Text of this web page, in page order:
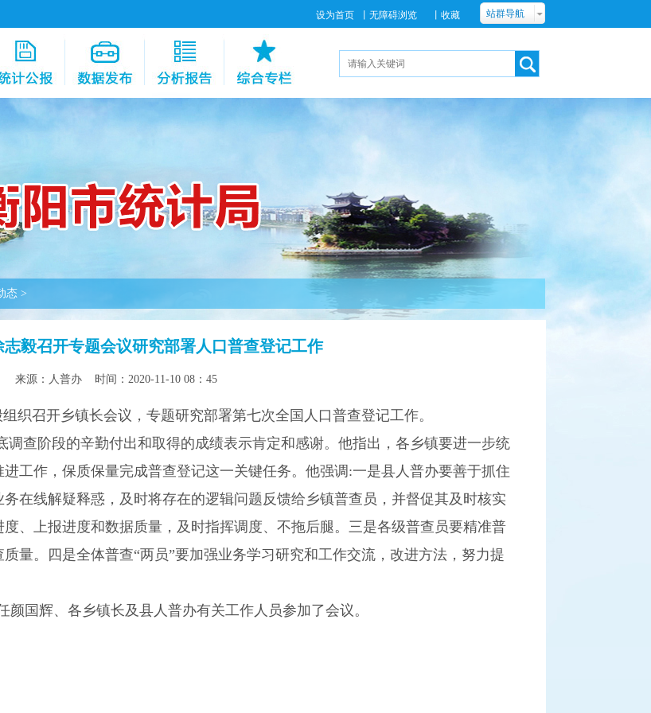
设为首页 无障碍浏览 收藏 站群导航
态 >
毅召开专题会议研究部署人口普查登记工作
来源：人普办 时间：2020-11-10 08：45
织召开乡镇长会议，专题研究部署第七次全国人口普查登记工作。
调查阶段的辛勤付出和取得的成绩表示肯定和感谢。他指出，各乡镇要进一步统
工作，保质保量完成普查登记这一关键任务。他强调 :一是县人普办要善于抓住
在线解疑释惑， 及时将存在的逻辑问题反馈给乡镇普查员，并督促其及时核实
、 上报进度和数据质量， 及时指挥调度、不拖后腿。三是各级普查员要精准普
量。四是全体普查“两员”要加强业务学习研究和工作交流，改进方法，努力提
国辉、各乡镇长及县人普办有关工作人员参加了会议。